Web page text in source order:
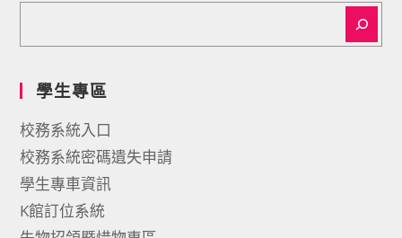
學生專區
校務系統入口
校務系統密碼遺失申請
學生專車資訊
K館訂位系統